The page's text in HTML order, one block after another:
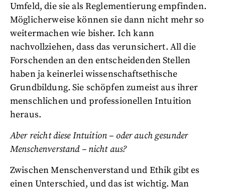
Umfeld, die sie als Reglementierung empfinden.
Möglicherweise können sie dann nicht mehr so
weitermachen wie bisher. Ich kann
nachvollziehen, dass das verunsichert. All die
Forschenden an den entscheidenden Stellen
haben ja keinerlei wissenschaftsethische
Grundbildung. Sie schöpfen zumeist aus ihrer
menschlichen und professionellen Intuition
heraus.
Aber reicht diese Intuition – oder auch gesunder
Menschenverstand – nicht aus?
Zwischen Menschenverstand und Ethik gibt es
einen Unterschied, und das ist wichtig. Man